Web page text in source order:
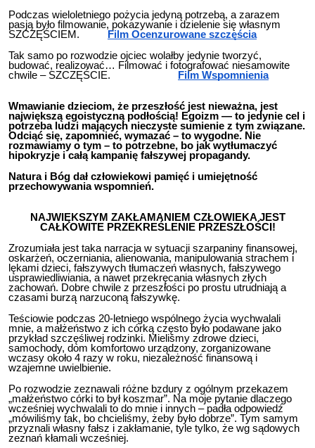
Podczas wieloletniego pożycia jedyną potrzebą, a zarazem
pasją było filmowanie, pokazywanie i dzielenie się własnym
SZCZĘŚCIEM. Film Ocenzurowane szczęścia
Tak samo po rozwodzie ojciec wolałby jedynie tworzyć,
budować, realizować… Filmować i fotografować niesamowite
chwile – SZCZĘŚCIE. Film Wspomnienia
Wmawianie dzieciom, że przeszłość jest nieważna, jest
największą egoistyczną podłością! Egoizm — to jedynie cel i
potrzeba ludzi mających nieczyste sumienie z tym związane.
Odciąć się, zapomnieć, wymazać – to wygodne. Nie
rozmawiamy o tym – to potrzebne, bo jak wytłumaczyć
hipokryzje i całą kampanię fałszywej propagandy.
Natura i Bóg dał człowiekowi pamięć i umiejętność
przechowywania wspomnień.
NAJWIĘKSZYM ZAKŁAMANIEM CZŁOWIEKA JEST
CAŁKOWITE PRZEKREŚLENIE PRZESZŁOŚCI!
Zrozumiała jest taka narracja w sytuacji szarpaniny finansowej,
oskarżeń, oczerniania, alienowania, manipulowania strachem i
lękami dzieci, fałszywych tłumaczeń własnych, fałszywego
usprawiedliwiania, a nawet przekręcania własnych złych
zachowań. Dobre chwile z przeszłości po prostu utrudniają a
czasami burzą narzuconą fałszywkę.
Teściowie podczas 20-letniego wspólnego życia wychwalali
mnie, a małżeństwo z ich córką często było podawane jako
przykład szczęśliwej rodzinki. Mieliśmy zdrowe dzieci,
samochody, dom komfortowo urządzony, zorganizowane
wczasy około 4 razy w roku, niezależność finansową i
wzajemne uwielbienie.
Po rozwodzie zeznawali różne bzdury z ogólnym przekazem
„małżeństwo córki to był koszmar”. Na moje pytanie dlaczego
wcześniej wychwalali to do mnie i innych – padła odpowiedź
„mówiliśmy tak, bo chcieliśmy, żeby było dobrze”. Tym samym
przyznali własny fałsz i zakłamanie, tyle tylko, że wg sądowych
zeznań kłamali wcześniej.